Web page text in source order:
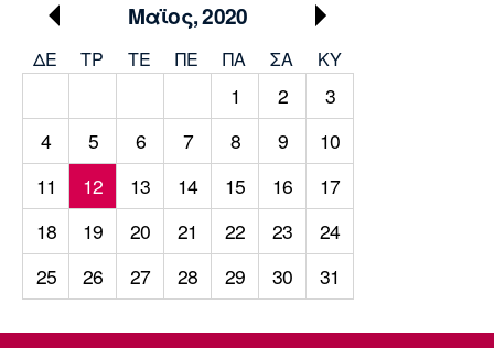
Πολιτισμός
Τραγούδια
Running
Media
Παρασκήνιο
Πρόγραμμα TV
Κηφισιά Πανσερραϊκός
Μαϊος, 2020
ΔΕ ΤΡ TΕ ΠΕ ΠΑ ΣΑ ΚΥ
1 2
3
4
5 6 7 8 9
10
11
12 13 14 15 16
17
18
19 20 21 22 23
24
25
26 27 28 29 30 31